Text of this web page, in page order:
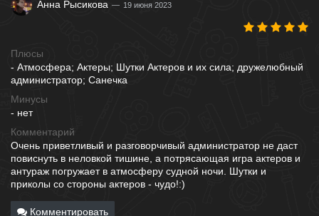
Анна Рысикова 19 июня 2023
Плюсы
- Атмосфера; Актеры; Шутки Актеров и их сила; дружелюбный
администратор; Санечка
Минусы
- нет
Комментарий
Очень приветливый и разговорчивый администратор не даст
повиснуть в неловкой тишине, а потрясающая игра актеров и
антураж погружает в атмосферу судной ночи. Шутки и
приколы со стороны актеров - чудо!:)
Комментировать